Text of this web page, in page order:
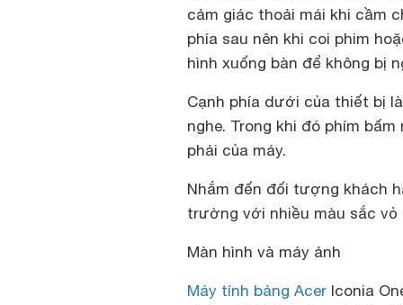
cảm giác thoải mái khi cầm
phía sau nên khi coi phim
hình xuống bàn để không bị
Cạnh phía dưới của thiết bị
nghe. Trong khi đó phím
phải của máy.
Nhắm đến đối tượng khách
trường với nhiều màu sắc vỏ
Màn hình và máy ảnh
Máy tính bảng Acer Iconia